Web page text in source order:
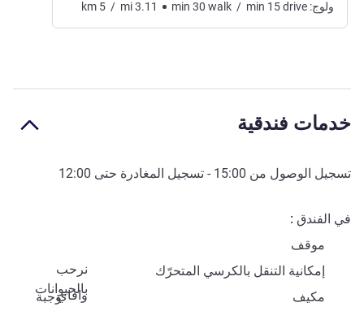
ولوج: km 5 / mi3.11 min 30 walk / min 15drive
خدمات فندقية
تسجيل الوصول من 15:00 - تسجيل المغادرة حتى 12:00
في الفندق
موقف
نرحب
بالحيوانات
إمكانية التنقل بالكرسي المتحرّك
وافاي
مكيف وجبة